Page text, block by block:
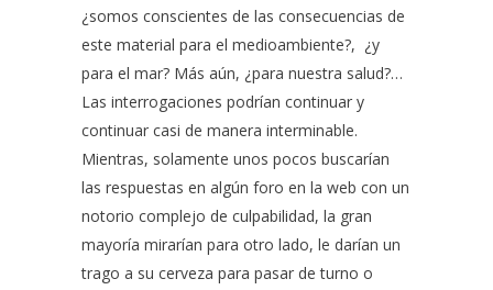
¿somos conscientes de las consecuencias de
este material para el medioambiente?, ¿y
para el mar? Más aún, ¿para nuestra salud?…
Las interrogaciones podrían continuar y
continuar casi de manera interminable.
Mientras, solamente unos pocos buscarían
las respuestas en algún foro en la web con un
notorio complejo de culpabilidad, la gran
mayoría mirarían para otro lado, le darían un
trago a su cerveza para pasar de turno o